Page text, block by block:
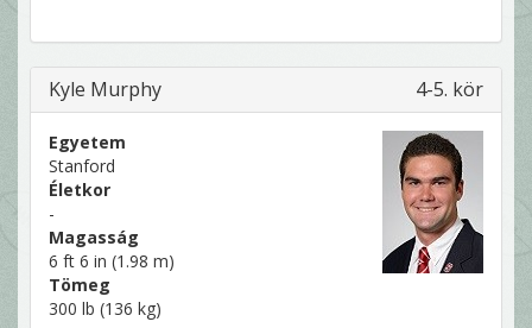
Kyle Murphy 4-5. kör
Egyetem
Stanford
Életkor
-
Magasság
6 ft 6 in (1.98 m)
Tömeg
300 lb (136 kg)